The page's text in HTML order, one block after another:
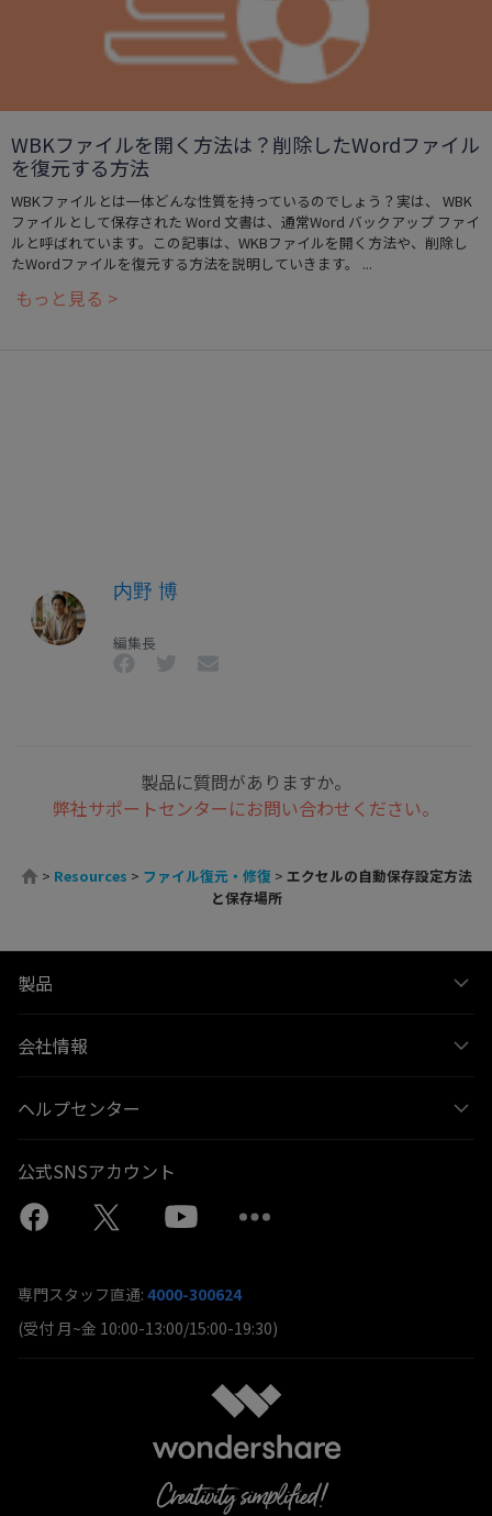
WBKファイルを開く方法は？削除したWordファイル
を復元する方法
WBKファイルとは一体どんな性質を持っているのでしょう？実は、 WBK
ファイルとして保存された Word 文書は、通常Word バックアップ ファイ
ルと呼ばれています。この記事は、WKBファイルを開く方法や、削除し
たWordファイルを復元する方法を説明していきます。 ...
もっと見る >
内野 博
編集長
製品に質問がありますか。
弊社サポートセンターにお問い合わせください。
> Resources > ファイル復元・修復 > エクセルの自動保存設定方法
と保存場所
製品
会社情報
ヘルプセンター
公式SNSアカウント
専門スタッフ直通: 4000-300624
(受付 月~金 10:00-13:00/15:00-19:30)